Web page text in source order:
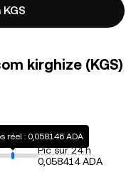
kirghize (KGS)
réel : 0,058146 ADA
Pic sur 24 h
0,058414 ADA